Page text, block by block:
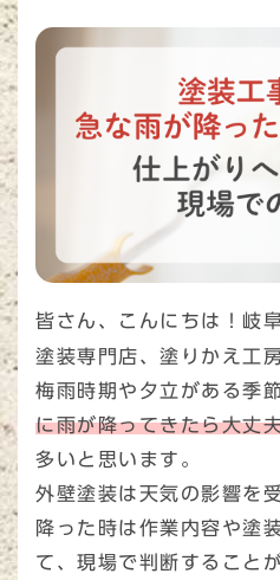
皆さん、こんにちは！岐
塗装専門店、塗りかえ工
梅雨時期や夕立がある季
に雨が降ってきたら大丈
多いと思います。
外壁塗装は天気の影響を
降った時は作業内容や塗
て、現場で判断すること